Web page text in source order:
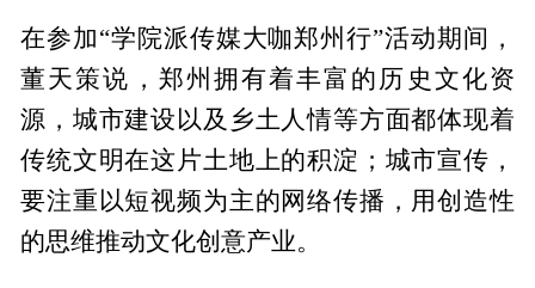
在参加“学院派传媒大咖郑州行”活动期间，
董天策说，郑州拥有着丰富的历史文化资
源，城市建设以及乡土人情等方面都体现着
传统文明在这片土地上的积淀；城市宣传，
要注重以短视频为主的网络传播，用创造性
的思维推动文化创意产业。